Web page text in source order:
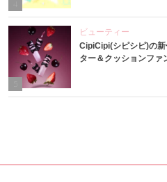
ビューティー
CipiCipi(シピシピ)の
ター＆クッションフ